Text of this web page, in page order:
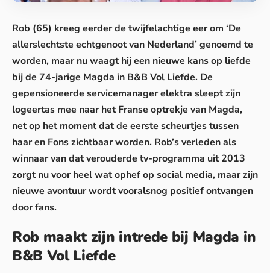
Rob (65) kreeg eerder de twijfelachtige eer om ‘De
allerslechtste echtgenoot van Nederland’ genoemd te
worden, maar nu waagt hij een nieuwe kans op liefde
bijde 74-jarige Magda in B&B Vol Liefde. De
gepensioneerde servicemanager elektra sleept zijn
logeertas mee naar het Franse optrekje van Magda,
net op het moment dat de eerste scheurtjes tussen
haar en Fons zichtbaar worden. Rob’s verleden als
winnaar van dat verouderde tv-programma uit 2013
zorgt nu voor heel wat ophef op social media, maar zijn
nieuwe avontuur wordt vooralsnog positief ontvangen
door fans.
Rob maakt zijn intrede bij Magda in
B&B Vol Liefde